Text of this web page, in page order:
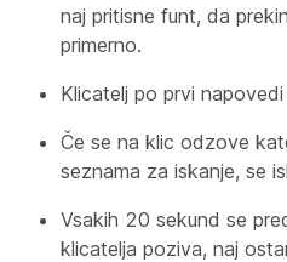
naj pritisne funt, da
primerno.
Klicatelj po prvi
Če se na klic odzove
seznama za iskanje, se
Vsakih 20 sekund se
klicatelja poziva, naj